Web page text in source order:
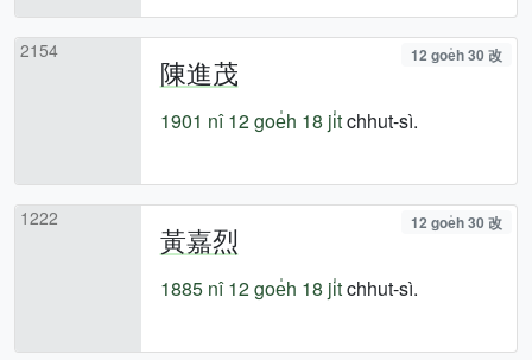
2154
陳進茂 12 goe̍h 30 改
1901 nî 12 goe̍h 18 ji̍tchhut-sì.
1222
黃嘉烈 12 goe̍h 30 改
1885 nî 12 goe̍h 18 ji̍tchhut-sì.